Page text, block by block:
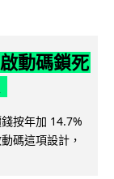
動碼鎖死
按年加 14.7%
碼這項設計，